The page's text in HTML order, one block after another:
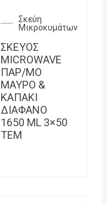
Σκεύη
Μικροκυμάτων
ΣΚΕΥΟΣ
MICROWAVE
ΠΑΡ/ΜΟ
ΜΑΥΡΟ &
ΚΑΠΑΚΙ
ΔΙΑΦΑΝΟ
1650 ML 3×50
TEM